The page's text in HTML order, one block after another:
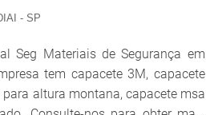
- SP
Seg Materiais de Segurança em
tem capacete 3M, capacete
altura montana, capacete msa